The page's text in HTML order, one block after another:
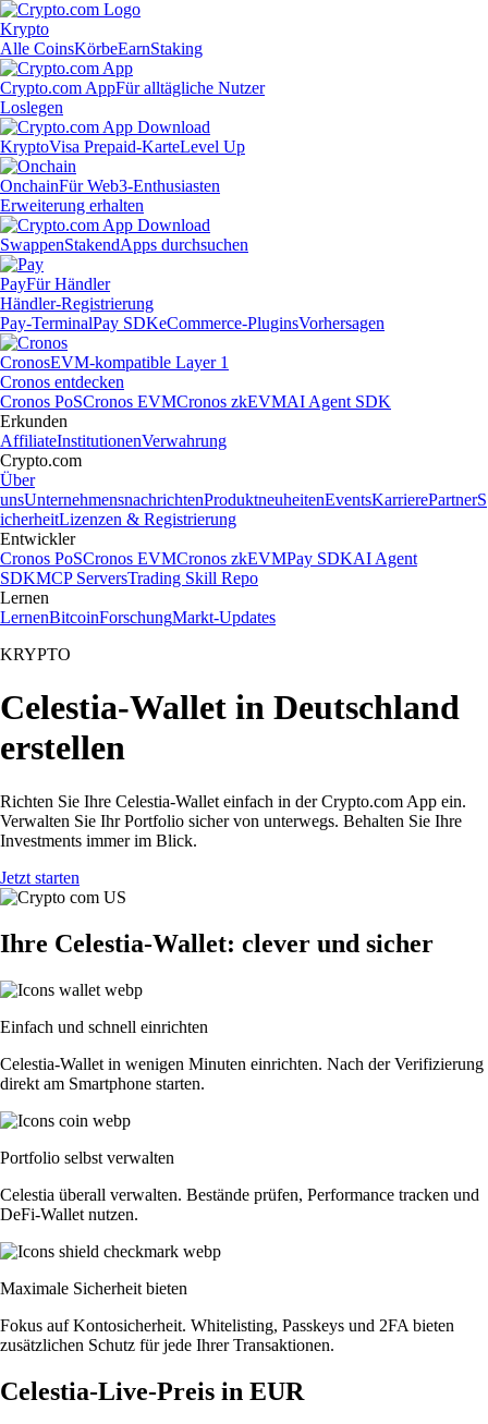
Krypto
Alle CoinsKörbeEarnStaking
Crypto.com AppFür alltägliche Nutzer
Loslegen
KryptoVisa Prepaid-KarteLevel Up
OnchainFür Web3-Enthusiasten
Erweiterung erhalten
SwappenStakendApps durchsuchen
PayFür Händler
Händler-Registrierung
Pay-TerminalPay SDKeCommerce-PluginsVorhersagen
CronosEVM-kompatible Layer 1
Cronos entdecken
Cronos PoSCronos EVMCronos zkEVMAI Agent SDK
Erkunden
AffiliateInstitutionenVerwahrung
Crypto.com
Über
unsUnternehmensnachrichtenProduktneuheitenEventsKarrierePartnerS
icherheitLizenzen & Registrierung
Entwickler
Cronos PoSCronos EVMCronos zkEVMPay SDKAI Agent
SDKMCP ServersTrading Skill Repo
Lernen
LernenBitcoinForschungMarkt-Updates
KRYPTO
Celestia-Wallet in Deutschland
erstellen
Richten Sie Ihre Celestia-Wallet einfach in der Crypto.com App ein.
Verwalten Sie Ihr Portfolio sicher von unterwegs. Behalten Sie Ihre
Investments immer im Blick.
Jetzt starten
Ihre Celestia-Wallet: clever und sicher
Einfach und schnell einrichten
Celestia-Wallet in wenigen Minuten einrichten. Nach der Verifizierung
direkt am Smartphone starten.
Portfolio selbst verwalten
Celestia überall verwalten. Bestände prüfen, Performance tracken und
DeFi-Wallet nutzen.
Maximale Sicherheit bieten
Fokus auf Kontosicherheit. Whitelisting, Passkeys und 2FA bieten
zusätzlichen Schutz für jede Ihrer Transaktionen.
Celestia-Live-Preis in EUR